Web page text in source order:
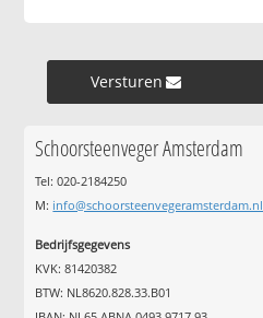
Versturen »
Schoorsteenveger Amsterdam
Tel: 020-2184250
M: info@schoorsteenvegeramsterdam.nl
Bedrijfsgegevens
KVK: 81420382
BTW: NL8620.828.33.B01